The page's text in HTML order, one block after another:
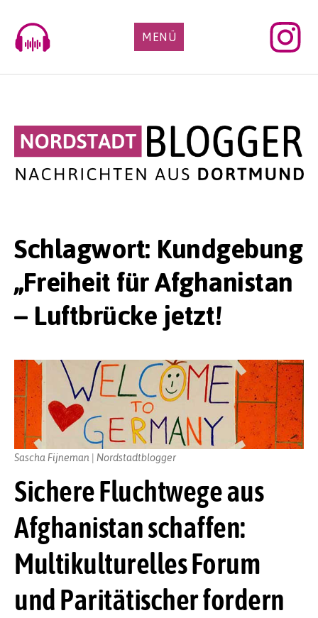
content
MENÜ
Schlagwort: Kundgebung
„Freiheit für Afghanistan
– Luftbrücke jetzt!
Sichere Fluchtwege aus
Afghanistan schaffen:
Multikulturelles Forum
und Paritätischer fordern
Sascha Fijneman | Nordstadtblogger